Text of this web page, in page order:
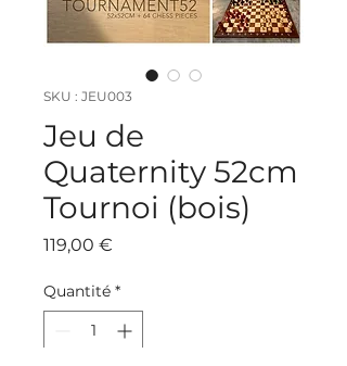
SKU : JEU003
Jeu de
Quaternity 52cm
Tournoi (bois)
119,00 €
Quantité *